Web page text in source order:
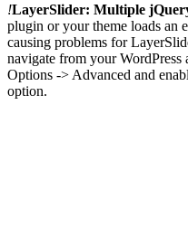
!LayerSlider: Multiple
plugin or your theme loads an
causing problems for
navigate from your
Options -> Advanced and
option.